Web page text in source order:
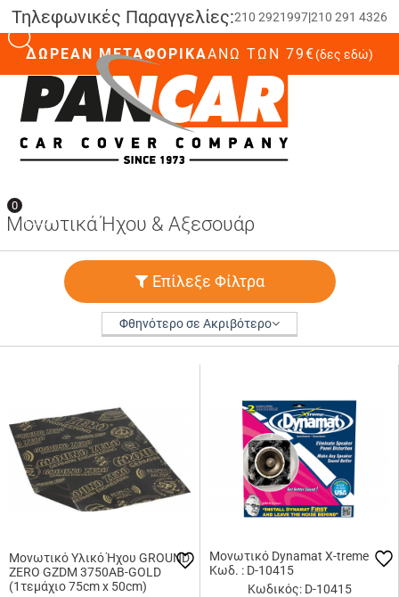
Τηλεφωνικές Παραγγελίες:210 2921997|210 291 4326
ΔΩΡΕΑΝ ΜΕΤΑΦΟΡΙΚΑΆΝΩ ΤΩΝ 79€(δες εδώ)
0
Μονωτικά Ήχου & Αξεσουάρ
Επίλεξε Φίλτρα
Φθηνότερο σε Ακριβότερο
Μονωτικό Υλικό Ήχου GROUND
ZERO GZDM 3750AB-GOLD
(1τεμάχιο 75cm x 50cm)
Μονωτικό Dynamat X-treme
Κωδ. : D-10415
Κωδικός: D-10415